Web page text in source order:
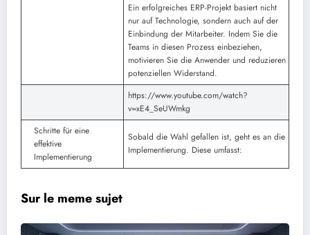
Ein erfolgreiches ERP-Projekt basiert nicht
nur auf Technologie, sondern auch auf der
Einbindung der Mitarbeiter. Indem Sie die
Teams in diesen Prozess einbeziehen,
motivieren Sie die Anwender und reduzieren
potenziellen Widerstand.
https://www.youtube.com/watch?
v=xE4_SeUWmkg
Schritte für eine
effektive
Implementierung
Sobald die Wahl gefallen ist, geht es an die
Implementierung. Diese umfasst:
Sur le meme sujet